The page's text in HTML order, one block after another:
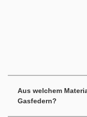
Aus welchem
Gasfedern?